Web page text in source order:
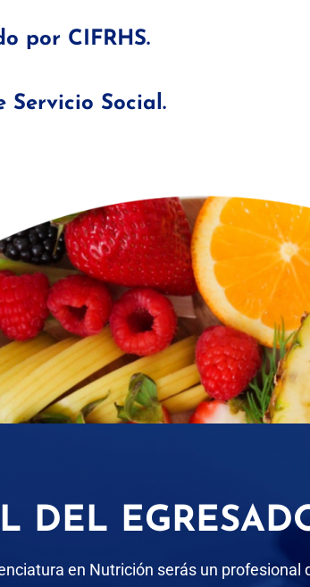
por CIFRHS.
Servicio Social.
DEL
en Nutrición serás un profesional